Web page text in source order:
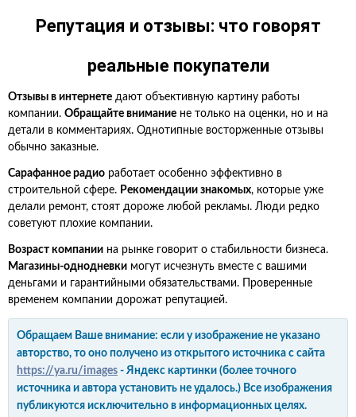
Репутация и отзывы: что говорят
реальные покупатели
Отзывы в интернете дают объективную картину работы
компании. Обращайте внимание не только на оценки, но и на
детали в комментариях. Однотипные восторженные отзывы
обычно заказные.
Сарафанное радио работает особенно эффективно в
строительной сфере. Рекомендации знакомых, которые уже
делали ремонт, стоят дороже любой рекламы. Люди редко
советуют плохие компании.
Возраст компании на рынке говорит о стабильности бизнеса.
Магазины-однодневки могут исчезнуть вместе с вашими
деньгами и гарантийными обязательствами. Проверенные
временем компании дорожат репутацией.
Обращаем Ваше внимание: если у изображение не указано
авторство, то оно получено из открытого источника с сайта
https://ya.ru/images - Яндекс картинки (более точного
источника и автора установить не удалось.) Все изображения
публикуются исключительно в информационных целях.